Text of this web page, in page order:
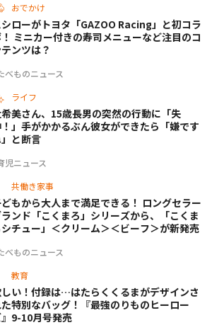
おでかけ
べものニュース
シローがトヨタ「GAZOO Racing」と初コラ
ミニカー付きの寿司メニューなど注目のコ
ンツは？
ライフ
児ニュース
美さん、15歳長男の突然の行動に「失
」手がかかるぶん彼女ができたら「嫌です
と断言
共働き家事
べものニュース
もから大人まで満足できる！ ロングセラー
ンド「こくまろ」シリーズから、「こくま
チュー」＜クリーム＞＜ビーフ＞が新発売
教育
い！付録は…はたらくくるまがデザインさ
特別なバッグ！『最強のりものヒーロー
』9-10月号発売